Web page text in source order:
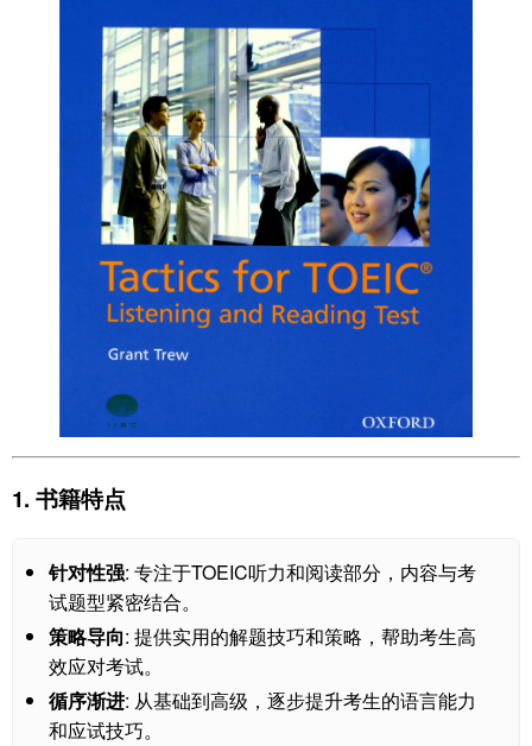
1. 书籍特点
针对性强: 专注于TOEIC听力和阅读部分，内容与考
试题型紧密结合。
策略导向: 提供实用的解题技巧和策略，帮助考生高
效应对考试。
循序渐进: 从基础到高级，逐步提升考生的语言能力
和应试技巧。